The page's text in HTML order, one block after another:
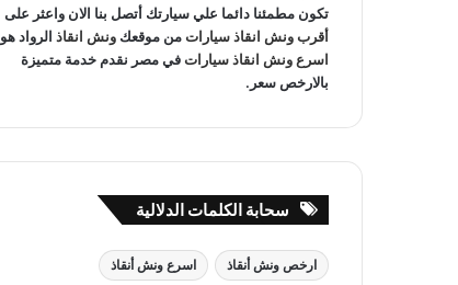
تكون مطمئنا دائما علي سيارتك أتصل بنا الان واعثر على
أقرب ونش انقاذ سياراتمن موقعك ونش انقاذ الرواد هو
اسرع ونش انقاذ سياراتفي مصر نقدم خدمة متميزة
بالارخص سعر.
سحابة الكلمات الدلالية
ارخص ونش أنقاذ اسرع ونش أنقاذ